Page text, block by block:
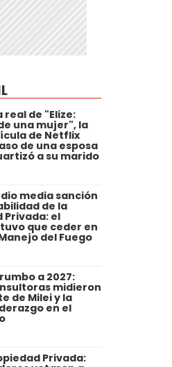
real de "Elize:
una mujer", la
de Netflix
de una esposa
a su marido
dio media sanción
de la
Privada: el
que ceder en
del Fuego
a 2027:
midieron
de Milei y la
en el
Privada: